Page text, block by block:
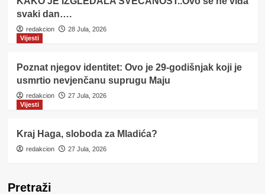
svaki dan….
redakcion
28 Jula, 2026
Vijesti
Poznat njegov identitet: Ovo je 29-godišnjak koji je
usmrtio nevjenčanu suprugu Maju
redakcion
27 Jula, 2026
Vijesti
Kraj Haga, sloboda za Mladića?
redakcion 27 Jula, 2026
Pretraži